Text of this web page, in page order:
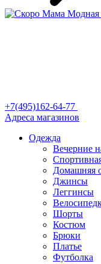
Модная
+7(495)162-64-77
Адреса магазинов
Одежда
Вечерние
Домашняя
Джинсы
Леггинсы
Шорты
Костюм
Брюки
Платье
Футболка